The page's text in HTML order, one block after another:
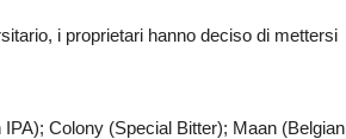
i proprietari hanno deciso di mettersi
Colony (Special Bitter); Maan (Belgian